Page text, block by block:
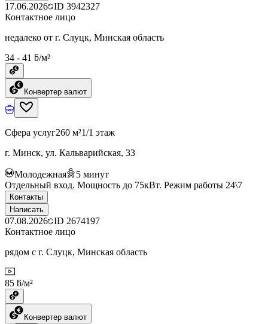
17.06.2026 ID 3942327
Контактное лицо
недалеко от г. Слуцк, Минская область
34 - 41 ƃ/м²
Конвертер валют
Сфера услуг260 м²1/1 этаж
г. Минск, ул. Кальварийская, 33
Молодежная 5 минут
Отдельный вход. Мощность до 75кВт. Режим работы 24\7
Контакты
Написать
07.08.2026 ID 2674197
Контактное лицо
рядом с г. Слуцк, Минская область
85 ƃ/м²
Конвертер валют